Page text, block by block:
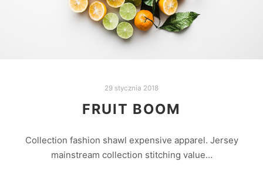
29 stycznia 2018
FRUIT BOOM
Collection fashion shawl expensive apparel. Jersey
mainstream collection stitching value…